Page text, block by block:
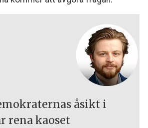
åsikt i
rena kaoset